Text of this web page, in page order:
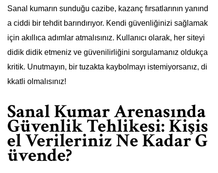
Sanal kumarın sunduğu cazibe, kazanç fırsatlarının yanınd
a ciddi bir tehdit barındırıyor. Kendi güvenliğinizi sağlamak
için akıllıca adımlar atmalısınız. Kullanıcı olarak, her siteyi
didik didik etmeniz ve güvenilirliğini sorgulamanız oldukça
kritik. Unutmayın, bir tuzakta kaybolmayı istemiyorsanız, di
kkatli olmalısınız!
Sanal Kumar Arenasında
Güvenlik Tehlikesi: Kişis
el Verileriniz Ne Kadar G
üvende?